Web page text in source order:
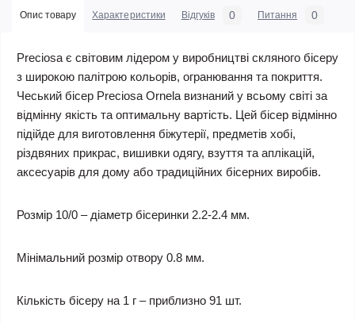
Опис товару Характеристики Відгуків 0 Питання 0
Preciosa є світовим лідером у виробництві скляного бісеру
з широкою палітрою кольорів, огранювання та покриття.
Чеський бісер Preciosa Ornela визнаний у всьому світі за
відмінну якість та оптимальну вартість. Цей бісер відмінно
підійде для виготовлення біжутерії, предметів хобі,
різдвяних прикрас, вишивки одягу, взуття та аплікацій,
аксесуарів для дому або традиційних бісерних виробів.
Розмір 10/0 – діаметр бісеринки 2.2-2.4 мм.
Мінімальний розмір отвору 0.8 мм.
Кількість бісеру на 1 г – приблизно 91 шт.